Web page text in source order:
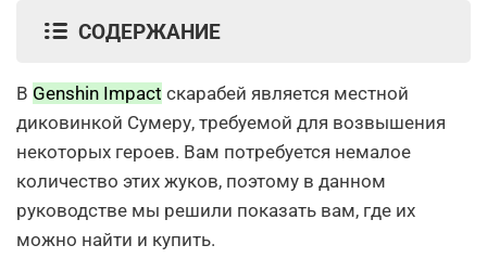
СОДЕРЖАНИЕ
В Genshin Impact скарабей является местной
диковинкой Сумеру, требуемой для возвышения
некоторых героев. Вам потребуется немалое
количество этих жуков, поэтому в данном
руководстве мы решили показать вам, где их
можно найти и купить.